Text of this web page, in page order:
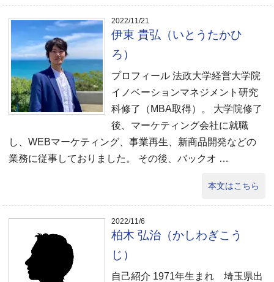
2022/11/21
伊東 貴弘（いとうたかひ
ろ）
プロフィール 法政大学経営大学院
イノベーションマネジメント研究
科修了（MBA取得）。 大学院修了
後、マーケティング会社に就職
し、WEBマーケティング、事業再生、新商品開発などの
業務に従事しておりました。 その後、バックオ …
本文はこちら
2022/11/6
柏木 弘治（かしわぎこう
じ）
自己紹介 1971年生まれ 埼玉県出